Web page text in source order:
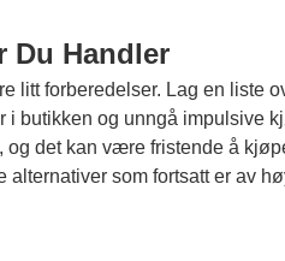
Du Handler
litt forberedelser. Lag en liste
i butikken og unngå
det kan være fristende å
alternativer som fortsatt er av